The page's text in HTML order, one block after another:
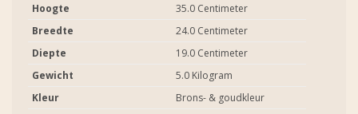
Hoogte
35.0 Centimeter
Breedte
24.0 Centimeter
Diepte
19.0 Centimeter
Gewicht
5.0 Kilogram
Kleur
Brons- & goudkleur